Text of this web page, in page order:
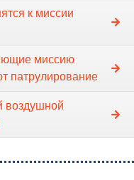
к миссии
миссию
патрулирование
воздушной